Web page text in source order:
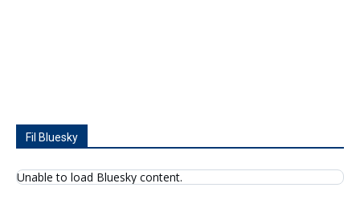
Fil Bluesky
Unable to load Bluesky content.